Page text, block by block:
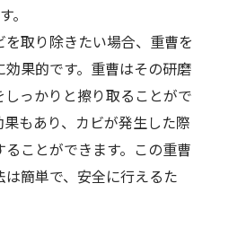
。
取り除きたい場合、重曹を
果的です。重曹はその研磨
っかりと擦り取ることがで
もあり、カビが発生した際
ことができます。この重曹
簡単で、安全に行えるた